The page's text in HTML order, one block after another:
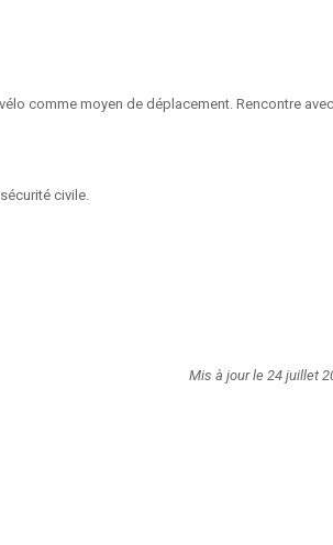
comme moyen de déplacement. Rencontre avec
civile.
Mis à jour le 24 juillet